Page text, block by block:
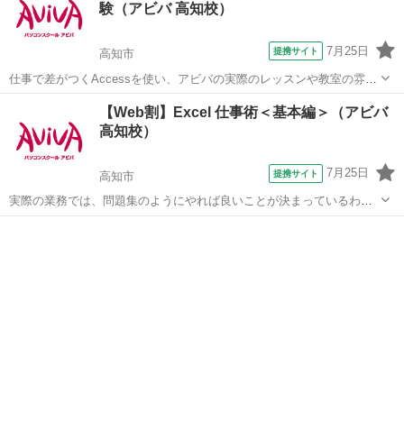
験（アビバ 高知校）
高知市 提携サイト 7月25日
仕事で差がつくAccessを使い、アビバの実際のレッスンや教室の雰囲
気を無料で体験♪ 商品・売上管理・顧客情報管理といった大量データ
を扱う方をはじめ、マーケティング・経営分析を行う方など、あなた
に合ったメニューで体験していた...
アクセス
【Web割】Excel 仕事術＜基本編＞（アビバ
高知校）
高知市 提携サイト 7月25日
実際の業務では、問題集のようにやれば良いことが決まっているわけ
ではありません。この講座では【よくある上司の指示】からスタート